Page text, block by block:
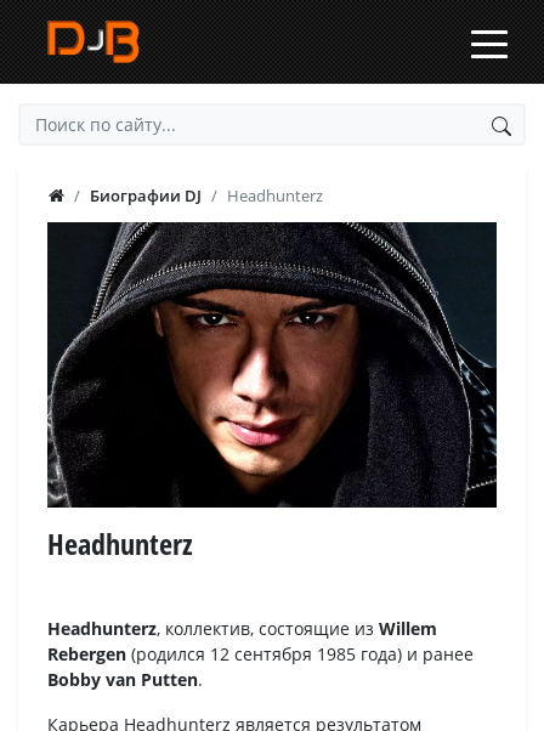
Биографии DJ Headhunterz
Headhunterz
Headhunterz, коллектив, состоящие из Willem
Rebergen (родился 12 сентября 1985 года) и ранее
Bobby van Putten.
Карьера Headhunterz является результатом